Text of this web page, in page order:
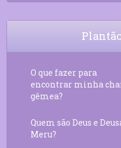
O que fazer para
encontrar minha
gêmea?
Quem são Deus e
Meru?